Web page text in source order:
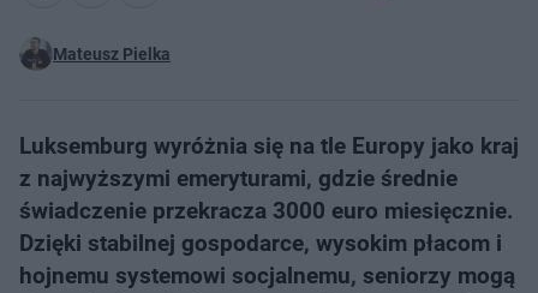
Mateusz Pielka
Luksemburg wyróżnia się na tle Europy jako kraj
z najwyższymi emeryturami, gdzie średnie
świadczenie przekracza 3000 euro miesięcznie.
Dzięki stabilnej gospodarce, wysokim płacom i
hojnemu systemowi socjalnemu, seniorzy mogą